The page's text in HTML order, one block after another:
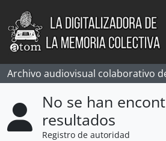
Skip to main content
Archivo audiovisual colaborativo
No se han
resultados
Registro de autoridad